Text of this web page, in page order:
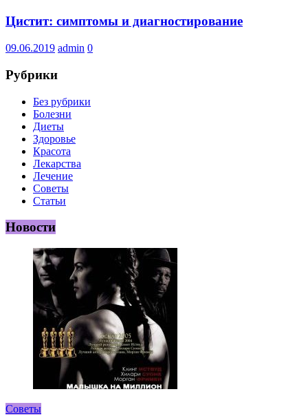
Цистит: симптомы и диагностирование
09.06.2019 admin 0
Рубрики
Без рубрики
Болезни
Диеты
Здоровье
Красота
Лекарства
Лечение
Советы
Статьи
Новости
Советы